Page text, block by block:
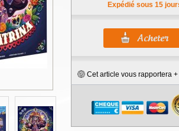
Expédié sous 15
Cet article vous rapportera +